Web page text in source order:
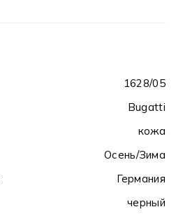
1628/05
Bugatti
кожа
Осень/Зима
Германия
черный